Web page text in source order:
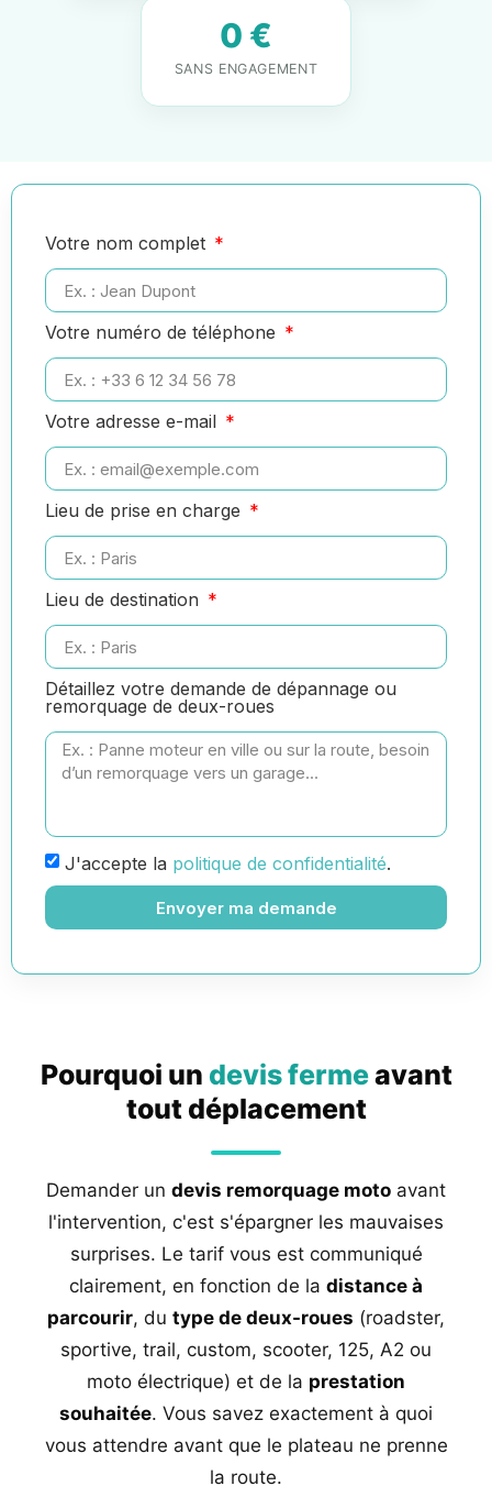
0 €
SANS ENGAGEMENT
Votre nom complet
Votre numéro de téléphone
Votre adresse e-mail
Lieu de prise en charge
Lieu de destination
Détaillez votre demande de dépannage ou
remorquage de deux-roues
J'accepte la politique de confidentialité.
Envoyer ma demande
Pourquoi un devis fermeavant
tout déplacement
Demander un devis remorquage moto avant
l'intervention, c'est s'épargner les mauvaises
surprises. Le tarif vous est communiqué
clairement, en fonction de la distance à
parcourir, du type de deux-roues (roadster,
sportive, trail, custom, scooter, 125, A2 ou
moto électrique) et de la prestation
souhaitée. Vous savez exactement à quoi
vous attendre avant que le plateau ne prenne
la route.